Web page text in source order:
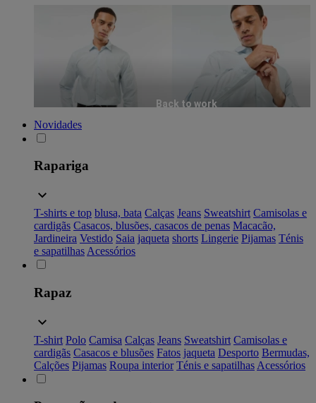
Back to work
Novidades
Rapariga
T-shirts e top blusa, bata Calças Jeans Sweatshirt Camisolas e
cardigãs Casacos, blusões, casacos de penas Macacão,
Jardineira Vestido Saia jaqueta shorts Lingerie Pijamas Ténis
e sapatilhas Acessórios
Rapaz
T-shirt Polo Camisa Calças Jeans Sweatshirt Camisolas e
cardigãs Casacos e blusões Fatos jaqueta Desporto Bermudas,
Calções Pijamas Roupa interior Ténis e sapatilhas Acessórios